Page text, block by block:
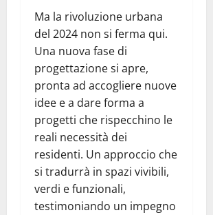
Ma la rivoluzione urbana
del 2024 non si ferma qui.
Una nuova fase di
progettazione si apre,
pronta ad accogliere nuove
idee e a dare forma a
progetti che rispecchino le
reali necessità dei
residenti. Un approccio che
si tradurrà in spazi vivibili,
verdi e funzionali,
testimoniando un impegno